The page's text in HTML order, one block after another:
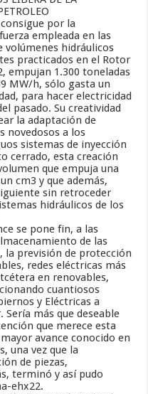
por la
empleada en las
volúmenes hidráulicos
practicados en el Rotor
empujan 1.300 toneladas
MW/h, sólo gasta un
para hacer electricidad
pasado. Su creatividad
la adaptación de
novedosos a los
sistemas de inyección
cerrado, esta creación
que empuja una
cm3 y que además,
sin retroceder
hidráulicos de los
se pone fin, a las
de las
la previsión de protección
redes eléctricas más
en renovables,
cuantiosos
y Eléctricas a
Sería más que deseable
que merece esta
avance conocido en
una vez que la
de piezas,
terminó y así pudo
ehx22.